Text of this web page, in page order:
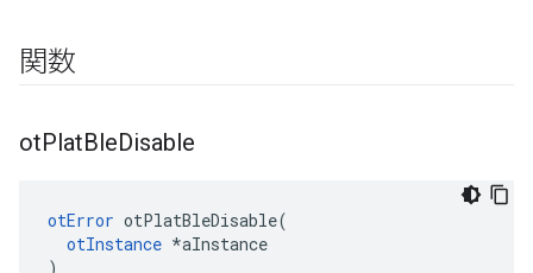
関数
otPlatBleDisable
otError otPlatBleDisable(
otInstance *aInstance
)